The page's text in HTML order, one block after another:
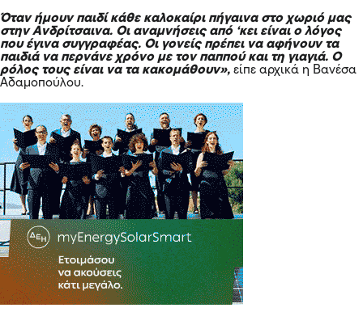
Όταν ήμουν παιδί κάθε καλοκαίρι πήγαινα στο χωριό μας
στην Ανδρίτσαινα. Οι αναμνήσεις από ‘κει είναι ο λόγος
που έγινα συγγραφέας. Οι γονείς πρέπει να αφήνουν τα
παιδιά να περνάνε χρόνο με τον παππού και τη γιαγιά. Ο
ρόλος τους είναι να τα κακομάθουν», είπε αρχικά η Βανέσα
Αδαμοπούλου.